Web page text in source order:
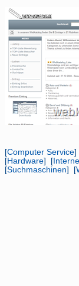
[Computer Service]
[Hardware] [
[Suchmaschinen] [